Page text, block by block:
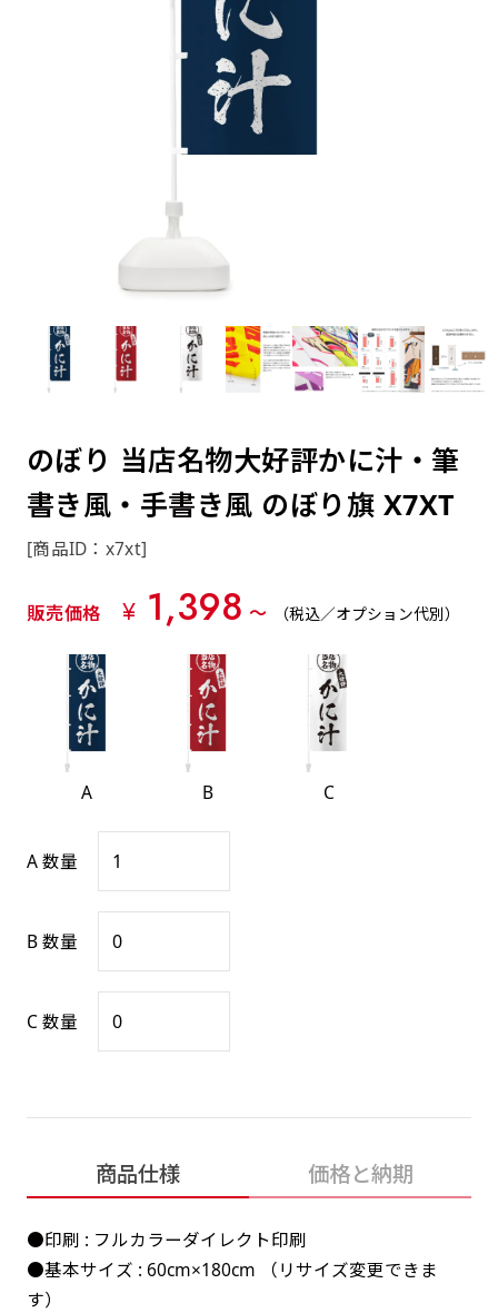
のぼり 当店名物大好評かに汁・筆
書き風・手書き風 のぼり旗 X7XT
[商品ID：x7xt]
販売価格 ¥ 1,398 〜 （税込／オプション代別）
A B C
A 数量
B 数量
C 数量
商品仕様 価格と納期
●印刷 : フルカラーダイレクト印刷
●基本サイズ : 60cm×180cm （リサイズ変更できま
す）
20ｍｍ程度内側の範囲内でデザイン校正して
当社の既製デザインを利用してのぼり旗を
程度によってデザイン加工費用が発生いたし
リピート
ショッピングカートページの備考欄に「以前
ません。
返事を頂いたあとに製作開始いたします。
入稿（AI／PSD）
購入時の案内に沿って入稿してください。［
対応ファイル：AI／PSDファイル ］
入稿（AI／PSD）（要画像確認）［ +298円
］
弊社よりJPG画像をお送りします。ご確認のお
返事を頂いたあとに製作開始いたします。
デザイン依頼［ +3,998円 ］
ご購入時の案内にそって、デザイン画のファ
文字だけのぼり［ +1,298円 ］
ご購入時の案内に沿って、文字をご指定くだ
さい。
むことができます。ご購入時にご希望の店舗
名などをご記載ください。専任のデザイナー
がバッチリデザインします。書体などのご指
定がなければ、のぼりのイメージに最適のフ
ォントを使用します。基本的にのぼりの下部
データをお送りいただけましたらロゴの印刷
も出来ます。
お客様が納得するまで何度でもデザインの修
相談ください。
あまりに大きな変更が何度もある場合はお断り
印刷工程に入った場合はいかなる場合もキャン
名入れ［+999円］
名入れ（要画像確認）［+1,298円］
弊社よりJPG画像をお送りします。ご確認のお
返事を頂いたあとに製作開始いたします。
ロゴ有り名入れ［ +1,498円］
ご購入時の案内にそって、デザイン画のファ
イルまたは、文章でお知らせください。
ロゴ有り名入れ（要画像確認）［ +1,798
り反転したデザインをみるよりも正像でみら
れるデザインを提供したいかと思いますので
その辺を参考にするとよいかもしれません。
レギュラー(60x180)
ほとんどのポールや注水台に使用できます。
ショート(60x150)
近距離の歩行者や、特に女性の目線を意識したい
飾る場所に対して、標準サイズでは大きすぎると
感じる場合や、立てる本数を増やしたい場合はこ
幅が15cm 狭くなっておりスリムな印象を受けま
コンパクト(45x150)
えてきました。
コンビニさんなどで多いです。 お店の外観の邪魔
レギュラー(180x60)
ほとんどのポールや注水台に使用できます。
ショート(150x60)
近距離の歩行者や、特に女性の目線を意識したい
飾る場所に対して、標準サイズでは大きすぎると
感じる場合や、立てる本数を増やしたい場合はこ
幅が15cm 狭くなっておりスリムな印象を受けま
コンパクト(150x45)
えてきました。
コンビニさんなどで多いです。 お店の外観の邪魔
ハトメ（鳩目）とは、革や布などに開けた穴
を補強するために取り付けるリングです。壁
側にロープなどで固定して、突風で倒れること
も風向きによってずっと裏向きになってしまう
いこともありません。
上左チチ 上右チチ 上チチ
（上と下）
上下左右
（四辺にチチ） チチ無し ハトメ四隅
上左チチと
上右チチと
右棒袋縫い
（上と右）
上棒袋縫い
（上のみ）
タペストリー
※パイプ紐付き※備考欄に要望をお書きください
Aバナー用チチ
ハトメ（鳩目）とは、革や布などに開けた穴
を補強するために取り付けるリングです。壁
側にロープなどで固定して、突風で倒れること
も風向きによってずっと裏向きになってしまう
いこともありません。
上チチ
（上のみ）
上下チチ
（上と下）
左右チチ
（左右）
上左右チチ 上下左右 チチ無し
ハトメ四隅
（+1営業日）
ハトメ上2つ
（+1営業日）
ハトメ上3つ
（+1営業日）
（+1営業日） （+1営業日）
その他
L字補強縫製
チチのついてない長辺・
上下短辺を補強縫製しま
四辺補強
［ +58円 ］
のぼり旗の四辺すべてを
ワンランク厚手のトロピカル（生地の厚みが
約0.2ｍｍ）。生地が重くなる分、耐久性が上
ポンジをやや厚くした生地です。ポンジと比
べると約2倍の厚みがあります。タペストリー
やバナーなどの製作によく利用します。
スリット（切り込み）は均等割りを意識して
カットラインを入れます。
デザインや絵柄をスリット加工時にカットす
る場合があります。
例
2本（3分割）の場合だと
文字の上からカットされます
1本（2分割）の場合だと
文字の間にスリットが入ります